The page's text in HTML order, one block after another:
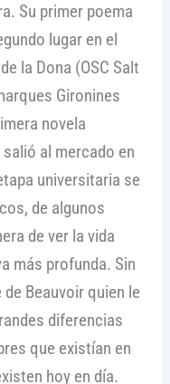
Su primer poema
lugar en el
la Dona (OSC Salt
Gironines
novela
salió al mercado en
universitaria se
de algunos
de ver la vida
más profunda. Sin
Beauvoir quien le
diferencias
que existían en
hoy en día.